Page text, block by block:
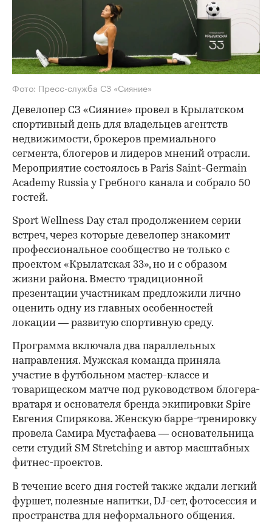
Фото: Пресс-служба СЗ «Сияние»
Девелопер СЗ «Сияние» провел в Крылатском
спортивный день для владельцев агентств
недвижимости, брокеров премиального
сегмента, блогеров и лидеров мнений отрасли.
Мероприятие состоялось в Paris Saint-Germain
Academy Russia у Гребного канала и собрало 50
гостей.
Sport Wellness Day стал продолжением серии
встреч, через которые девелопер знакомит
профессиональное сообщество не только с
проектом «Крылатская 33», но и с образом
жизни района. Вместо традиционной
презентации участникам предложили лично
оценить одну из главных особенностей
локации — развитую спортивную среду.
Программа включала два параллельных
направления. Мужская команда приняла
участие в футбольном мастер-классе и
товарищеском матче под руководством блогера-
вратаря и основателя бренда экипировки Spire
Евгения Спирякова. Женскую барре-тренировку
провела Самира Мустафаева — основательница
сети студий SM Stretching и автор масштабных
фитнес-проектов.
В течение всего дня гостей также ждали легкий
фуршет, полезные напитки, DJ-сет, фотосессия и
пространства для неформального общения.